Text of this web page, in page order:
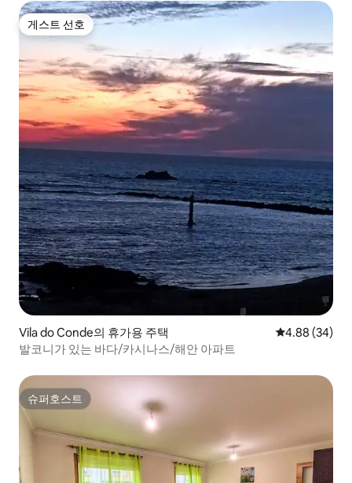
게스트 선호
게스트 선호
Vila do Conde의 휴가용 주택 평점 4.88점(5
4.88 (34)
발코니가 있는 바다/카시나스/해안 아파트
슈퍼호스트
슈퍼호스트